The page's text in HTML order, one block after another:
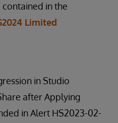
in the
Limited
in Studio
after Applying
in Alert HS2023-02-